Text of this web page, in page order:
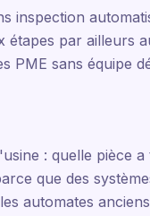
inspection
par ailleurs
sans équipe
: quelle pièce
que des
automates